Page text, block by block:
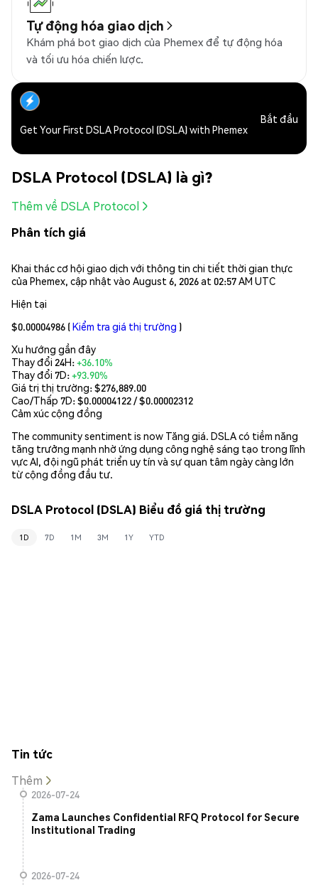
Tự động hóa giao dịch
Khám phá bot giao dịch của Phemex để tự động hóa
và tối ưu hóa chiến lược.
Get Your First DSLA Protocol (DSLA) with Phemex
Bắt đầu
DSLA Protocol (DSLA) là gì?
Thêm về DSLA Protocol
Phân tích giá
Khai thác cơ hội giao dịch với thông tin chi tiết thời gian thực
của Phemex, cập nhật vào August 6, 2026 at 02:57 AM UTC
Hiện tại
$0.00004986 (Kiểm tra giá thị trường )
Xu hướng gần đây
Thay đổi 24H:+36.10%
Thay đổi 7D:+93.90%
Giá trị thị trường:$276,889.00
Cao/Thấp 7D: $0.00004122/ $0.00002312
Cảm xúc cộng đồng
The community sentiment is now Tăng giá. DSLA có tiềm năng
tăng trưởng mạnh nhờ ứng dụng công nghệ sáng tạo trong lĩnh
vực AI, đội ngũ phát triển uy tín và sự quan tâm ngày càng lớn
từ cộng đồng đầu tư.
DSLA Protocol (DSLA) Biểu đồ giá thị trường
1D 7D 1M 3M 1Y YTD
Tin tức
Thêm
2026-07-24
Zama Launches Confidential RFQ Protocol for Secure
Institutional Trading
2026-07-24